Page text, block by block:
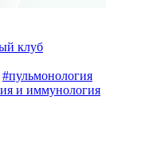
клуб
#пульмонология
и иммунология